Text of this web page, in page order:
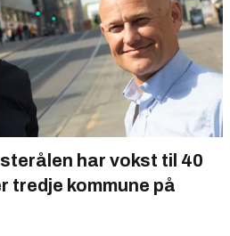
har vokst til 40
tredje kommune på